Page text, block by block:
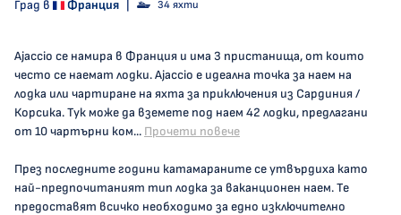
Град в Франция 34 яхти
Ajaccio се намира в Франция и има 3 пристанища, от които
често се наемат лодки. Ajaccio е идеална точка за наем на
лодка или чартиране на яхта за приключения из Сардиния /
Корсика. Тук може да вземете под наем 42 лодки, предлагани
от 10 чартърни ком... Прочети повече
През последните години катамараните се утвърдиха като
най-предпочитаният тип лодка за ваканционен наем. Те
предоставят всичко необходимо за едно изключително